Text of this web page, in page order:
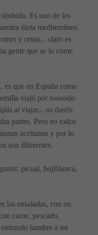
Es uno de los
dieta mediterránea.
y cenar... claro es
gente que se lo come
es que en España como
viajó por toooodo
al viajar... os daréis
partes. Pero no todos
aceitunas y por lo
son diferentes.
picual, hojiblanca,
las ensaladas, con un
carne, pescado,
hambre a mi